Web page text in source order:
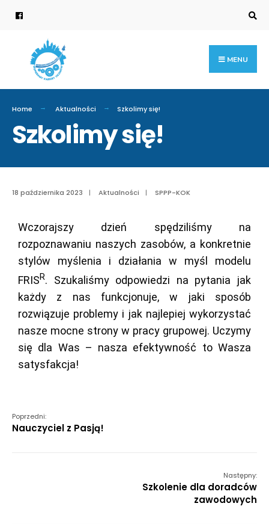
MENU
Home Aktualności Szkolimy się!
Szkolimy się!
18 października 2023 | Aktualności | SPPP-KOK
Wczorajszy dzień spędziliśmy na
rozpoznawaniu naszych zasobów, a konkretnie
stylów myślenia i działania w myśl modelu
FRISR. Szukaliśmy odpowiedzi na pytania jak
każdy z nas funkcjonuje, w jaki sposób
rozwiązuje problemy i jak najlepiej wykorzystać
nasze mocne strony w pracy grupowej. Uczymy
się dla Was – nasza efektywność to Wasza
satysfakcja!
Poprzedni:
Nauczyciel z Pasją!
Następny:
Szkolenie dla doradców
zawodowych